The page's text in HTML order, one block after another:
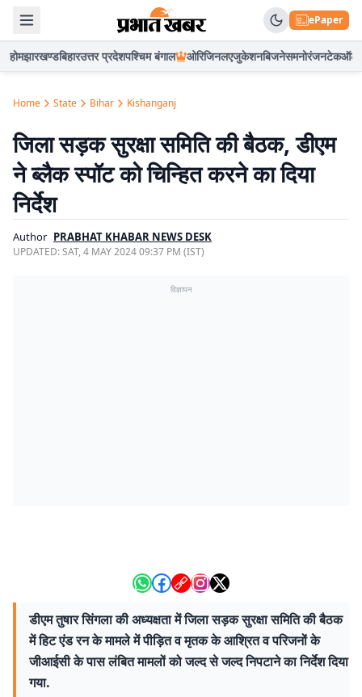
ePaper
होमझारखण्डबिहारउत्तर प्रदेशपश्चिम बंगाल ओरिजिनलएजुकेशनबिजनेसमनोरंजनटेकऑटो
Home State Bihar Kishanganj
जिला सड़क सुरक्षा समिति की बैठक, डीएम
ने ब्लैक स्पॉट को चिन्हित करने का दिया
निर्देश
Author PRABHAT KHABAR NEWS DESK
UPDATED:SAT, 4 MAY 2024 09:37 PM (IST)
विज्ञापन
डीएम तुषार सिंगला की अध्यक्षता में जिला सड़क सुरक्षा समिति की बैठक
में हिट एंड रन के मामले में पीड़ित व मृतक के आश्रित व परिजनों के
जीआईसी के पास लंबित मामलों को जल्द से जल्द निपटाने का निर्देश दिया
गया.